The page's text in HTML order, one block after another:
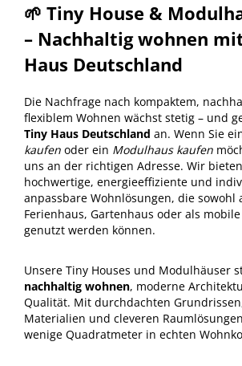
🌱 Tiny House &
– Nachhaltig wohnen
Haus Deutschland
Die Nachfrage nach kompaktem,
flexiblem Wohnen wächst stetig – und
Tiny Haus Deutschland an. Wenn Sie
kaufen oder ein Modulhaus kaufen
uns an der richtigen Adresse. Wir
hochwertige, energieeffiziente und
anpassbare Wohnlösungen, die sowohl
Ferienhaus, Gartenhaus oder als
genutzt werden können.
Unsere Tiny Houses und Modulhäuser
nachhaltig wohnen, moderne
Qualität. Mit durchdachten
Materialien und cleveren
wenige Quadratmeter in echten